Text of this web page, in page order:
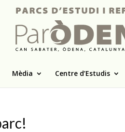
Mèdia Centre d’Estudis